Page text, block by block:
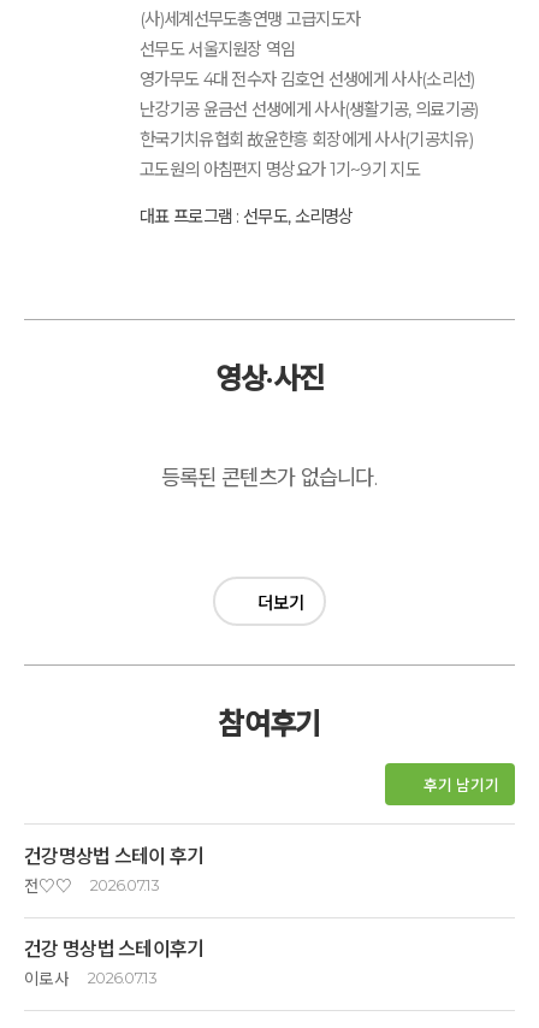
(사)세계선무도총연맹 고급지도자
선무도 서울지원장 역임
영가무도 4대 전수자 김호언 선생에게 사사(소리선)
난강기공 윤금선 선생에게 사사(생활기공, 의료기공)
한국기치유협회 故윤한흥 회장에게 사사(기공치유)
고도원의 아침편지 명상요가 1기~9기 지도
대표 프로그램 : 선무도, 소리명상
영상·사진
등록된 콘텐츠가 없습니다.
더보기
참여후기
후기 남기기
건강명상법 스테이 후기
전♡♡ 2026.07.13
스테이의 활동 중에서
오장육부를 좋게 하는
건강 명상법 스테이후기
이로사 2026.07.13